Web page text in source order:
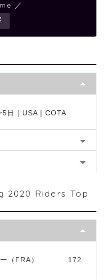
／
5日 | USA | COTA
2020 Riders Top
（FRA）
172